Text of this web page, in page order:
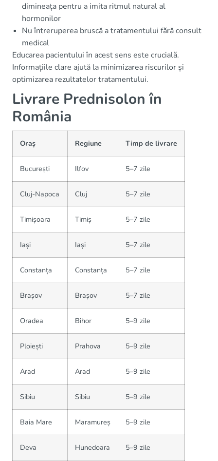
dimineața pentru a imita ritmul natural al
hormonilor
Nu întreruperea bruscă a tratamentului fără consult
medical
Educarea pacientului în acest sens este crucială.
Informațiile clare ajută la minimizarea riscurilor și
optimizarea rezultatelor tratamentului.
Livrare Prednisolon în
România
Oraș Regiune Timp de livrare
București Ilfov 5–7 zile
Cluj-Napoca Cluj 5–7 zile
Timișoara Timiș 5–7 zile
Iași Iași 5–7 zile
Constanța Constanța 5–7 zile
Brașov Brașov 5–7 zile
Oradea Bihor 5–9 zile
Ploiești Prahova 5–9 zile
Arad Arad 5–9 zile
Sibiu Sibiu 5–9 zile
Baia Mare Maramureș 5–9 zile
Deva Hunedoara 5–9 zile